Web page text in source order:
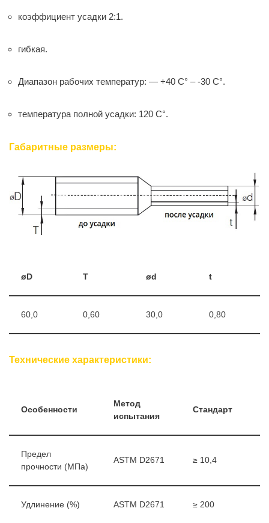
коэффициент усадки 2:1.
гибкая.
Диапазон рабочих температур: — +40 C° – -30 C°.
температура полной усадки: 120 C°.
Габаритные размеры:
øD T ød t
60,0 0,60 30,0 0,80
Технические характеристики:
Особенности
Метод
испытания
Стандарт
Предел
прочности (МПа)
ASTM D2671 ≥ 10,4
Удлинение (%) ASTM D2671 ≥ 200